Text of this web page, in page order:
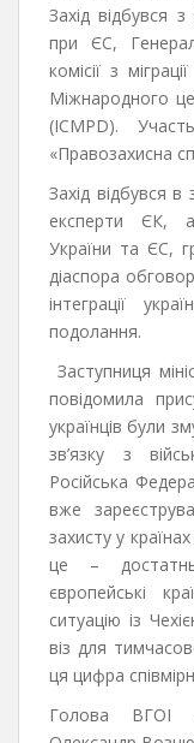
Захід відбувся з
при ЄС,
комісії з
Міжнародного
(ICMPD).
«Правозахисна
Захід відбувся
експерти ЄК,
України та ЄС,
діаспора
інтеграції
подолання.
Заступниця
повідомила
українців були
зв’язку з
Російська
вже
захисту у
це –
європейські
ситуацію із
віз для
ця цифра
Голова ВГОІ